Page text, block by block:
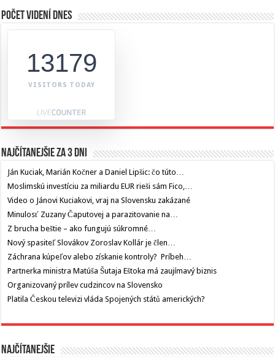
Počet videní dnes
13179
VISITORS TODAY
Najčítanejšie za 3 dni
Ján Kuciak, Marián Kočner a Daniel Lipšic: čo túto…
Moslimskú investíciu za miliardu EUR rieši sám Fico,…
Video o Jánovi Kuciakovi, vraj na Slovensku zakázané
Minulosť Zuzany Čaputovej a parazitovanie na…
Z brucha beštie – ako fungujú súkromné…
Nový spasiteľ Slovákov Zoroslav Kollár je člen…
Záchrana kúpeľov alebo získanie kontroly? Príbeh…
Partnerka ministra Matúša Šutaja Eštoka má zaujímavý biznis
Organizovaný prílev cudzincov na Slovensko
Platila Českou televizi vláda Spojených států amerických?
Najčítanejšie